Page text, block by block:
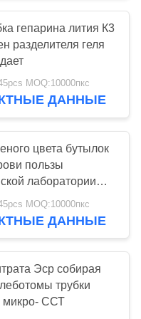
38
45
гепарина лития К3
разделителя геля
MOQ:10000пкс
ДАННЫЕ
цвета бутылок
пользы
лаборатории
для собрания крови
MOQ:10000пкс
ДАННЫЕ
Эср собирая
трубки
микро- ССТ